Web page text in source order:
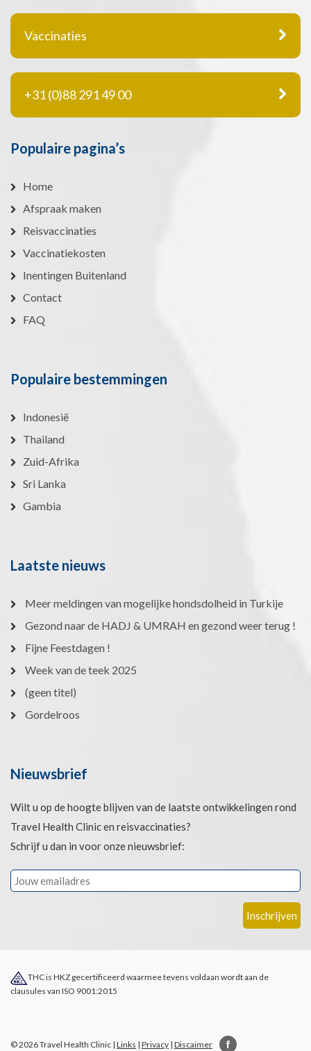
Vaccinaties
+31 (0)88 291 49 00
Populaire pagina’s
Home
Afspraak maken
Reisvaccinaties
Vaccinatiekosten
Inentingen Buitenland
Contact
FAQ
Populaire bestemmingen
Indonesië
Thailand
Zuid-Afrika
Sri Lanka
Gambia
Laatste nieuws
Meer meldingen van mogelijke hondsdolheid in Turkije
Gezond naar de HADJ & UMRAH en gezond weer terug !
Fijne Feestdagen !
Week van de teek 2025
(geen titel)
Gordelroos
Nieuwsbrief
Wilt u op de hoogte blijven van de laatste ontwikkelingen rond
Travel Health Clinic en reisvaccinaties?
Schrijf u dan in voor onze nieuwsbrief:
THC is HKZ gecertificeerd waarmee tevens voldaan wordt aan de
clausules van ISO 9001:2015
© 2026 Travel Health Clinic | Links | Privacy | Discaimer